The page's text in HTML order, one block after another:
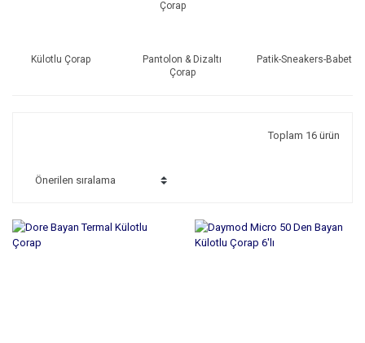
Külotlu Çorap
Pantolon & Dizaltı
Çorap
Patik-Sneakers-Babet
Toplam 16 ürün